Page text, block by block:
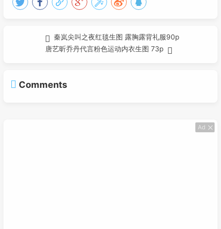
秦岚尖叫之夜红毯生图 露胸露背礼服90p
唐艺昕乔丹代言粉色运动内衣生图 73p
Comments
Ad